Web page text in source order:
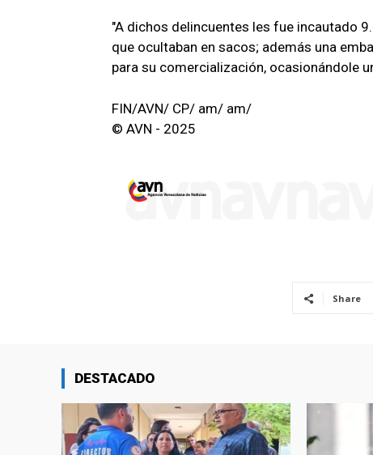
"A dichos delincuentes les fue incautado
que ocultaban en sacos; además una
para su comercialización, ocasionándole
FIN/AVN/ CP/ am/ am/
© AVN - 2025
Share
DESTACADO